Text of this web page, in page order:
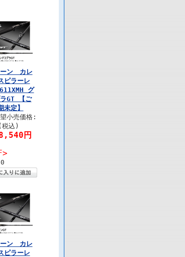
ーン カレ
ピラーレ
グ
GT 【ご
定】
小売価格:
込)
円
0
ーン カレ
ピラーレ